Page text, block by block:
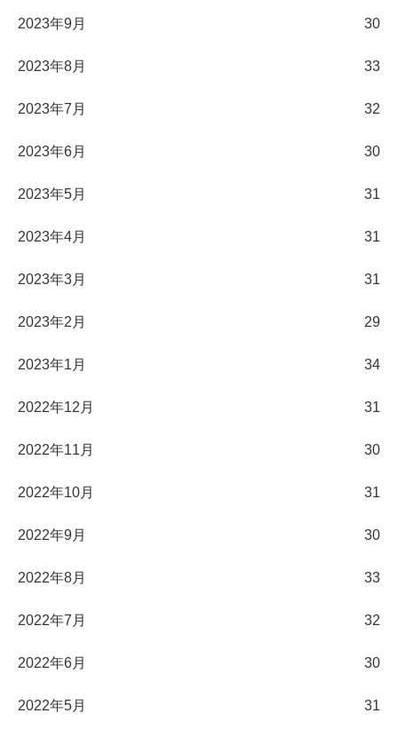
2023年9月 30
2023年8月 33
2023年7月 32
2023年6月 30
2023年5月 31
2023年4月 31
2023年3月 31
2023年2月 29
2023年1月 34
2022年12月 31
2022年11月 30
2022年10月 31
2022年9月 30
2022年8月 33
2022年7月 32
2022年6月 30
2022年5月 31